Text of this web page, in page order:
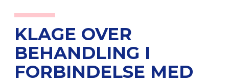
KLAGE OVER
BEHANDLING I
FORBINDELSE MED